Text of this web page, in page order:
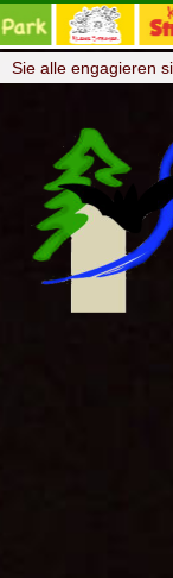
Sie alle engagieren